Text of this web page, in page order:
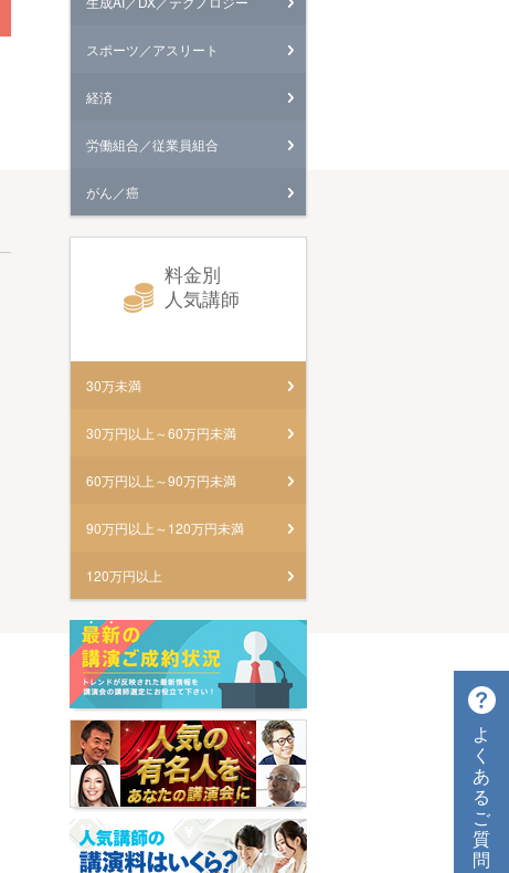
スポーツ／アスリート
経済
労働組合／従業員組合
がん／癌
料金別
人気講師
30万未満
30万円以上～60万円未満
60万円以上～90万円未満
90万円以上～120万円未満
120万円以上
よ
く
あ
る
ご
質
問